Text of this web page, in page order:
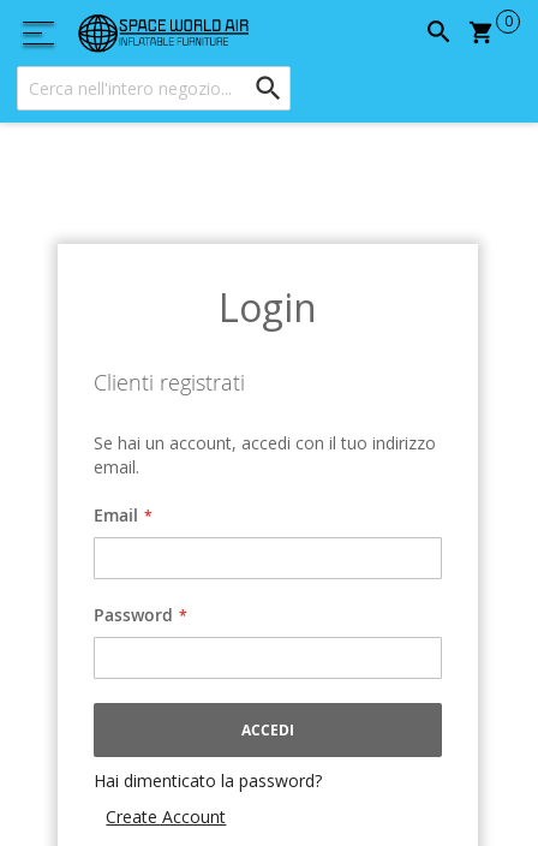
Login
Clienti registrati
Se hai un account, accedi con il tuo indirizzo
email.
Email
Password
ACCEDI
Hai dimenticato la password?
Create Account